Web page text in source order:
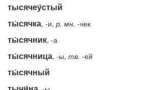
тысячеу́стый
ты́сячка, -и, р. мн. -чек
ты́сячник, -а
ты́сячница, -ы, тв. -ей
ты́сячный